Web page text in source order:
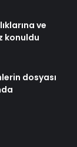
ve
konuldu
dosyası